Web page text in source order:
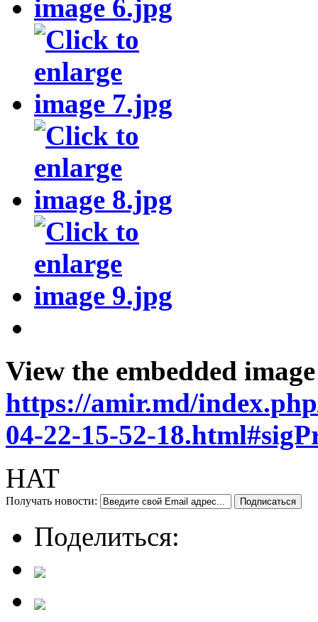
View the embedded
https://amir.md/
04-22-15-52-
HAT
Получать новости:
Поделиться: